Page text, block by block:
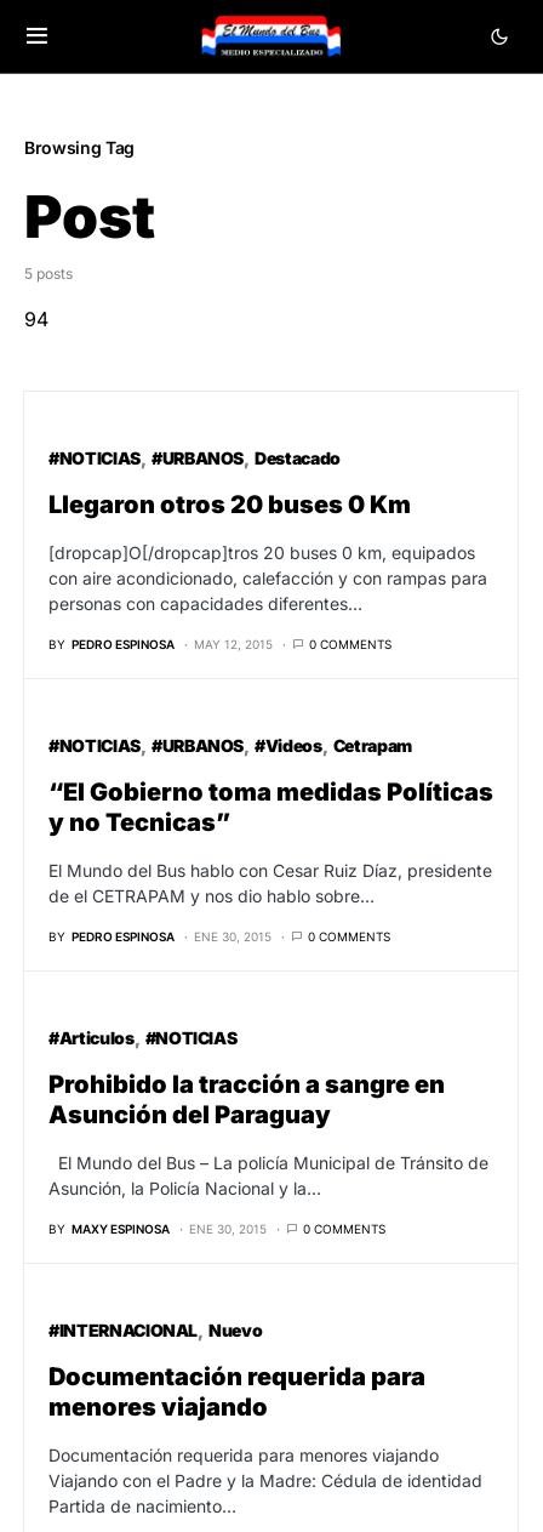
Browsing Tag
Post
5 posts
94
#NOTICIAS #URBANOS Destacado
Llegaron otros 20 buses 0 Km
[dropcap]O[/dropcap]tros 20 buses 0 km, equipados
con aire acondicionado, calefacción y con rampas para
personas con capacidades diferentes…
BY PEDRO ESPINOSA MAY 12, 2015 0 COMMENTS
#NOTICIAS #URBANOS #Videos Cetrapam
“El Gobierno toma medidas Políticas
y no Tecnicas”
El Mundo del Bus hablo con Cesar Ruiz Díaz, presidente
de el CETRAPAM y nos dio hablo sobre…
BY PEDRO ESPINOSA ENE 30, 2015 0 COMMENTS
#Articulos #NOTICIAS
Prohibido la tracción a sangre en
Asunción del Paraguay
El Mundo del Bus – La policía Municipal de Tránsito de
Asunción, la Policía Nacional y la…
BY MAXY ESPINOSA ENE 30, 2015 0 COMMENTS
#INTERNACIONAL Nuevo
Documentación requerida para
menores viajando
Documentación requerida para menores viajando
Viajando con el Padre y la Madre: Cédula de identidad
Partida de nacimiento…